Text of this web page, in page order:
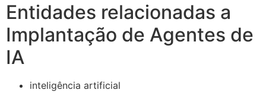
Entidades relacionadas a
Implantação de Agentes de
IA
inteligência artificial